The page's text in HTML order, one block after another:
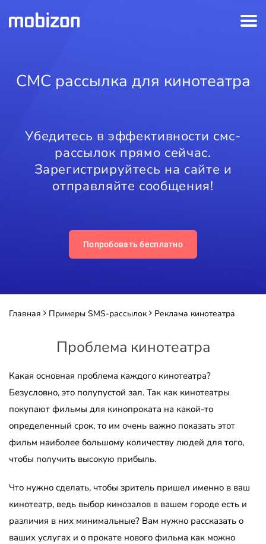
Главная Примеры SMS-рассылок Реклама кинотеатра
СМС рассылка для кинотеатра
Убедитесь в эффективности смс-
рассылок прямо сейчас.
Зарегистрируйтесь на сайте и
отправляйте сообщения!
Попробовать бесплатно
Проблема кинотеатра
Какая основная проблема каждого кинотеатра?
Безусловно, это полупустой зал. Так как кинотеатры
покупают фильмы для кинопроката на какой-то
определенный срок, то им очень важно показать этот
фильм наиболее большому количеству людей для того,
чтобы получить высокую прибыль.
Что нужно сделать, чтобы зритель пришел именно в ваш
кинотеатр, ведь выбор кинозалов в вашем городе есть и
различия в них минимальные? Вам нужно рассказать о
ваших услугах и о прокате нового фильма как можно